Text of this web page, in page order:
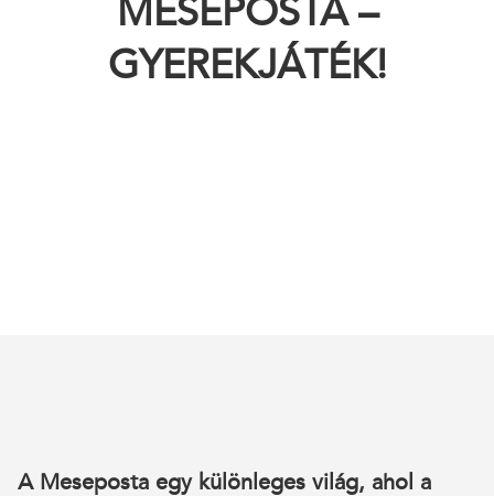
MESEPOSTA –
GYEREKJÁTÉK!
A Meseposta egy különleges világ, ahol a